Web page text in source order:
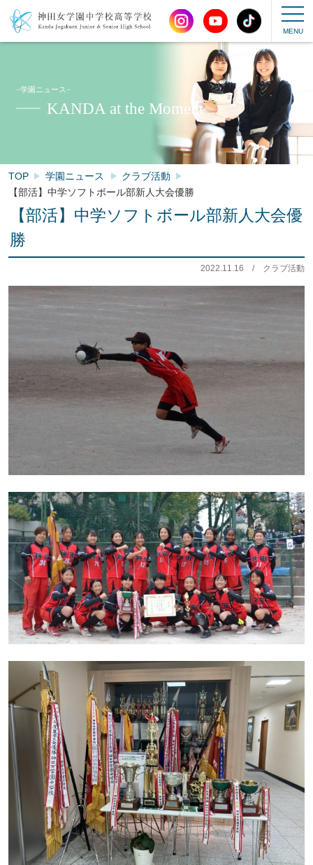
−学園ニュース−
KANDA at the Moment
TOP 学園ニュース
クラブ活動
【部活】中学ソフトボール部新人大会優勝
【部活】中学ソフトボール部新人大会優
勝
2022.11.16 / クラブ活動